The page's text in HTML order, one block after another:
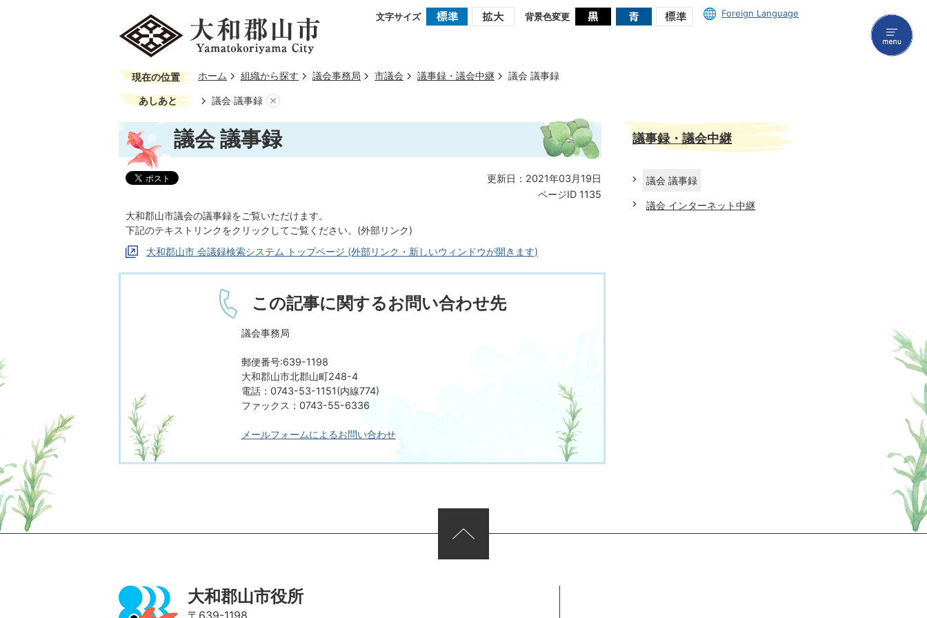
文字サイズ 背景色変更 Foreign Language
現在の位置 ホーム 組織から探す 議会事務局 市議会 議事録・議会中継 議会 議事録
あしあと 議会 議事録
議会 議事録
更新日：2021年03月19日
ページID 1135
大和郡山市議会の議事録をご覧いただけます。
下記のテキストリンクをクリックしてご覧ください。(外部リンク)
大和郡山市 会議録検索システム トップページ (外部リンク・新しいウィンドウが開きます)
この記事に関するお問い合わせ先
議会事務局
郵便番号:639-1198
大和郡山市北郡山町248-4
電話：0743-53-1151(内線774)
ファックス：0743-55-6336
メールフォームによるお問い合わせ
議事録・議会中継
議会 議事録
議会 インターネット中継
大和郡山市役所